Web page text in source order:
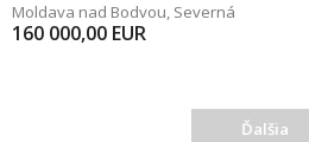
Moldava nad Bodvou, Severná
160 000,00 EUR
Ďalšia